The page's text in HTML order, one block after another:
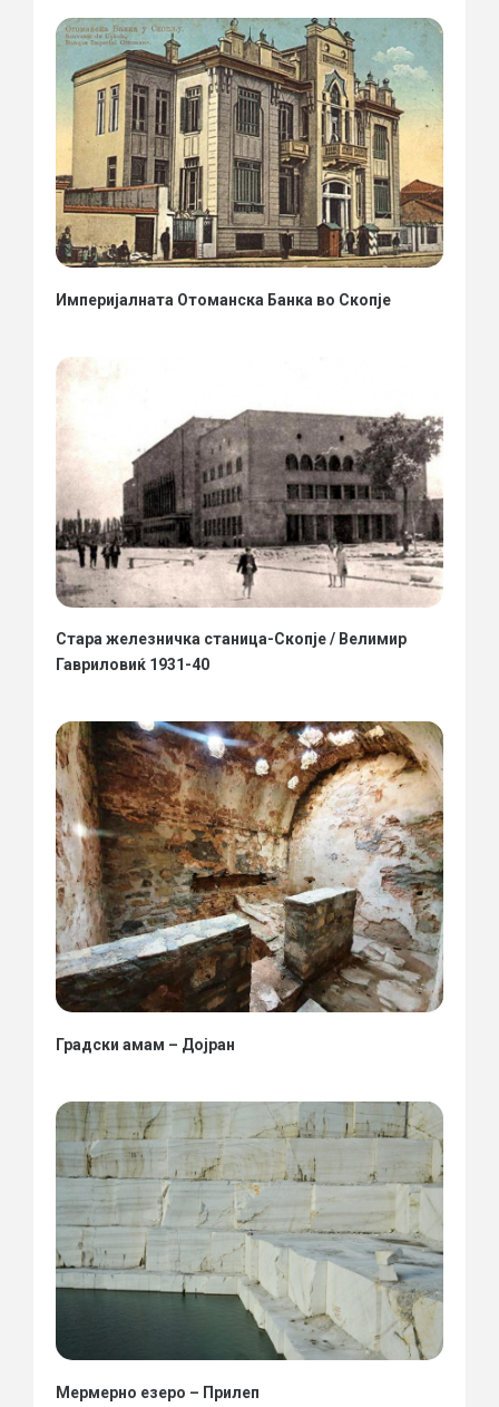
Империјалната Отоманска Банка во Скопје
Стара железничка станица-Скопје / Велимир
Гавриловиќ 1931-40
Градски амам – Дојран
Мермерно езеро – Прилеп